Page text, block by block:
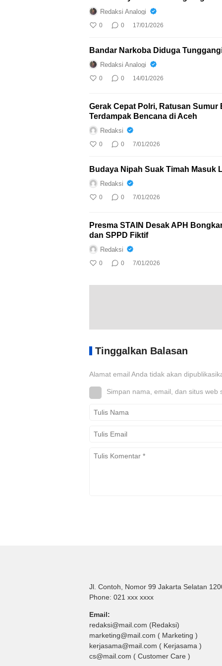
Redaksi Analogi
0 0 17/01/2026
Bandar Narkoba Diduga
Redaksi Analogi
0 0 14/01/2026
Gerak Cepat Polri, Ratusan
Terdampak Bencana di Aceh
Redaksi
0 0 7/01/2026
Budaya Nipah Suak Timah Masuk
Redaksi
0 0 7/01/2026
Presma STAIN Desak APH
dan SPPD Fiktif
Redaksi
0 0 7/01/2026
Tinggalkan Balasan
Alamat email Anda tidak akan
Simpan nama, email, dan situs
Jl. Contoh, Nomor 99 Jakarta Selatan
Phone: 021 xxx xxxx
Email:
redaksi@mail.com (Redaksi)
marketing@mail.com ( Marketing )
kerjasama@mail.com ( Kerjasama )
cs@mail.com ( Customer Care )